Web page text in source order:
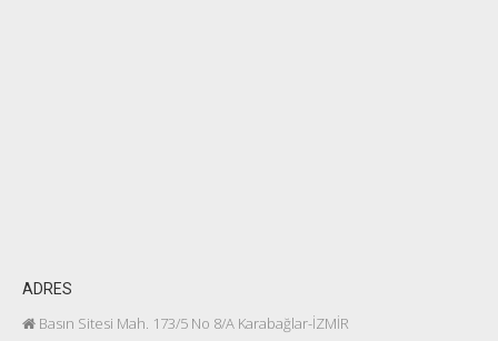
ADRES
Basın Sitesi Mah. 173/5 No 8/A Karabağlar-İZMİR